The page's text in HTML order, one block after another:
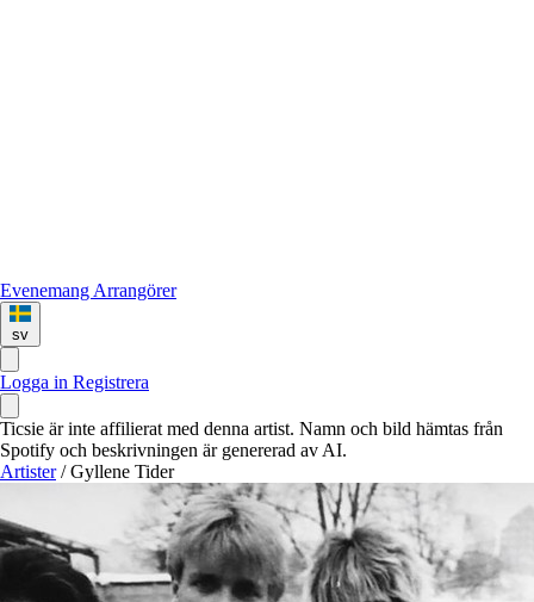
Evenemang Arrangörer
sv
Logga in Registrera
Ticsie är inte affilierat med denna artist. Namn och bild hämtas från
Spotify och beskrivningen är genererad av AI.
Artister / Gyllene Tider